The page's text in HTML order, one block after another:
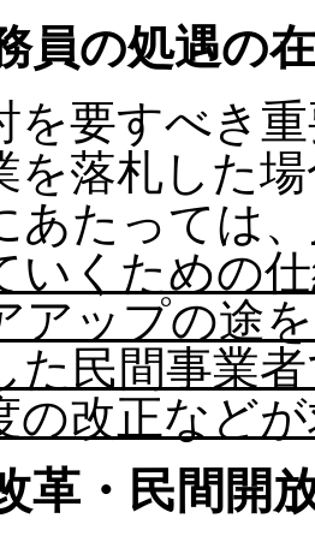
員の処遇の
を要すべき
を落札した
あたっては、
いくための
アップの途
た民間事業
の改正など
革・民間開